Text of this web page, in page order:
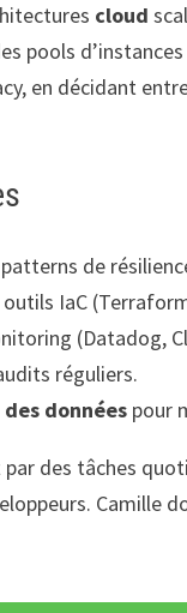
cloud
pools
en décidant
de
outils IaC
(Datadog,
réguliers.
données pour
des tâches